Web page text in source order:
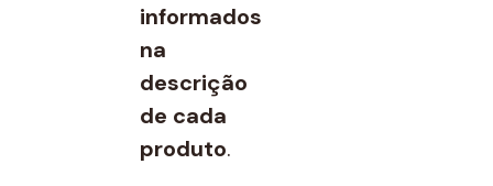
informados
na
descrição
de cada
produto.